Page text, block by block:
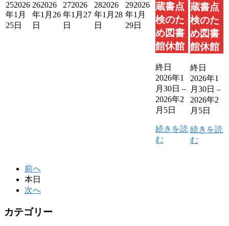
252026
年1月
25日
262026
年1月26
日
272026
年1月27
日
282026
年1月28
日
292026
年1月
29日
蔵書点
検のた
め図書
館休館
終日
2026年1
月30日 –
2026年2
月5日
続きを読
む
蔵書点
検のた
め図書
館休館
終日
2026年1
月30日 –
2026年2
月5日
続きを読
む
前へ
本日
次へ
カテゴリー